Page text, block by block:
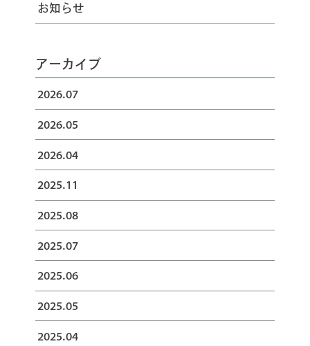
お知らせ
アーカイブ
2026.07
2026.05
2026.04
2025.11
2025.08
2025.07
2025.06
2025.05
2025.04